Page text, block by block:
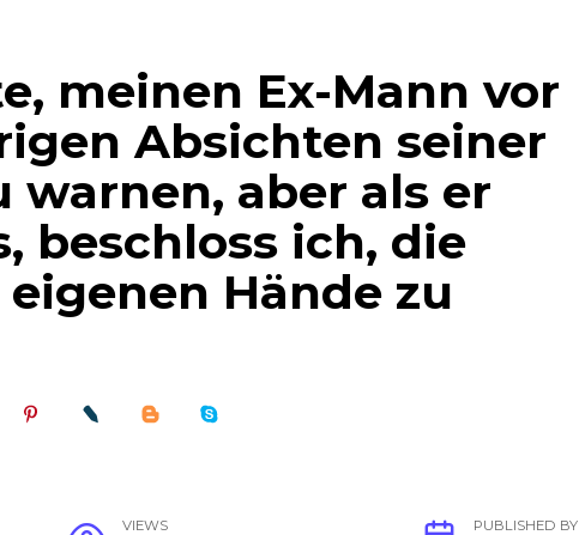
meinen Ex-Mann vor
Absichten seiner
warnen, aber als er
beschloss ich, die
Hände zu
VIEWS PUBLISHED BY